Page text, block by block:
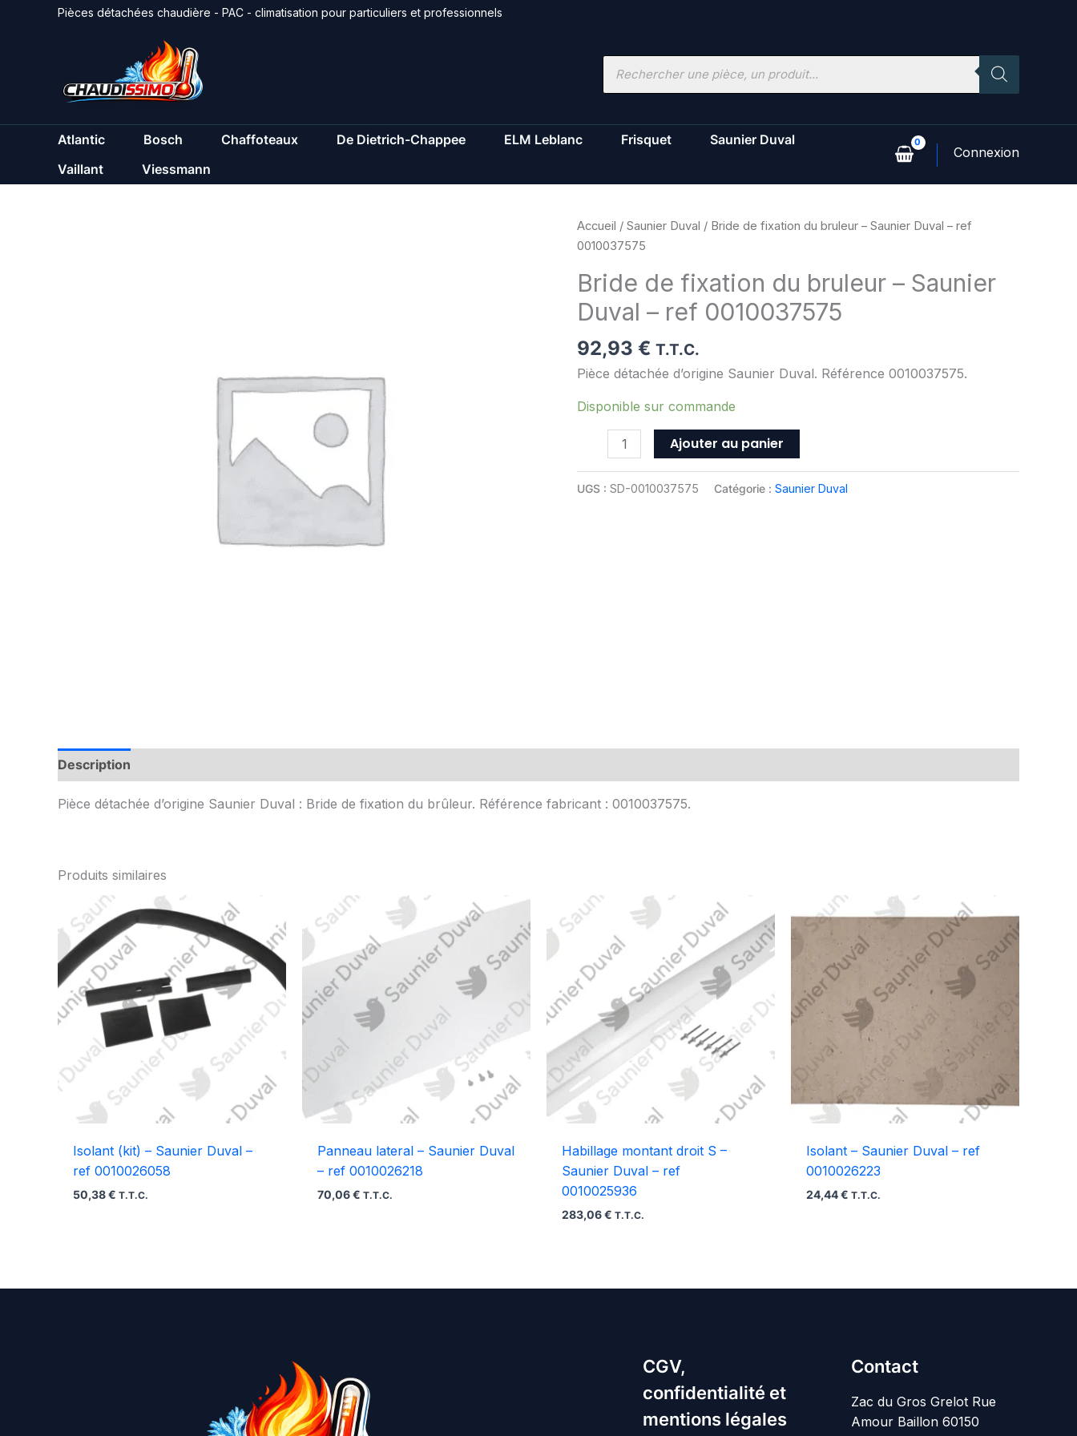
Pièces détachées chaudière - PAC - climatisation pour particuliers et professionnels
Recherche
Atlantic Bosch Chaffoteaux De Dietrich-Chappee ELM Leblanc Frisquet
Saunier Duval
Vaillant
Viessmann
Accueil / Saunier Duval / Bride de fixation du bruleur – Saunier Duval – ref
0010037575
Bride de fixation du bruleur – Saunier
Duval – ref 0010037575
92,93 € T.T.C.
Pièce détachée d’origine Saunier Duval. Référence 0010037575.
Disponible sur commande
quantité
de
de
fixation
du
bruleur
-
Duval
Ajouter au panier
UGS : SD-0010037575 Catégorie : Saunier Duval
Description
Pièce détachée d’origine Saunier Duval : Bride de fixation du brûleur. Référence fabricant : 0010037575.
Produits similaires
Isolant (kit) – Saunier Duval –
ref 0010026058
50,38€ T.T.C.
Panneau lateral – Saunier Duval
– ref 0010026218
70,06€ T.T.C.
Habillage montant droit S –
Saunier Duval – ref
0010025936
283,06€ T.T.C.
Isolant – Saunier Duval – ref
0010026223
24,44€ T.T.C.
CGV,
confidentialité et
mentions légales
Contact
Zac du Gros Grelot Rue
Amour Baillon 60150